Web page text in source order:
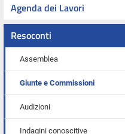
Agenda dei Lavori
Resoconti
Assemblea
Giunte e Commissioni
Audizioni
Indagini conoscitive